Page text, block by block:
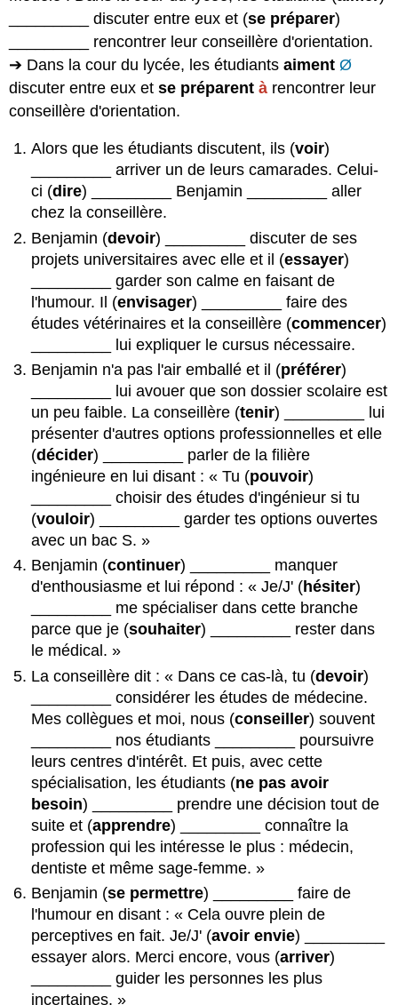
_________ discuter entre eux et (se préparer)
_________ rencontrer leur conseillère d'orientation.
➔ Dans la cour du lycée, les étudiantsaiment Ø
discuter entre eux etse préparentà rencontrer leur
conseillère d'orientation.
Alors que les étudiants discutent, ils (voir)
_________ arriver un de leurs camarades. Celui-
ci (dire) _________ Benjamin _________ aller
chez la conseillère.
Benjamin (devoir) _________ discuter de ses
projets universitaires avec elle et il (essayer)
_________ garder son calme en faisant de
l'humour. Il (envisager) _________ faire des
études vétérinaires et la conseillère (commencer)
_________ lui expliquer le cursus nécessaire.
Benjamin n'a pas l'air emballé et il (préférer)
_________ lui avouer que son dossier scolaire est
un peu faible. La conseillère (tenir) _________ lui
présenter d'autres options professionnelles et elle
(décider) _________ parler de la filière
ingénieure en lui disant : « Tu (pouvoir)
_________ choisir des études d'ingénieur si tu
(vouloir) _________ garder tes options ouvertes
avec un bac S. »
Benjamin (continuer) _________ manquer
d'enthousiasme et lui répond : « Je/J' (hésiter)
_________ me spécialiser dans cette branche
parce que je (souhaiter) _________ rester dans
le médical. »
La conseillère dit : « Dans ce cas-là, tu (devoir)
_________ considérer les études de médecine.
Mes collègues et moi, nous (conseiller) souvent
_________ nos étudiants _________ poursuivre
leurs centres d'intérêt. Et puis, avec cette
spécialisation, les étudiants (ne pas avoir
besoin) _________ prendre une décision tout de
suite et (apprendre) _________ connaître la
profession qui les intéresse le plus : médecin,
dentiste et même sage-femme. »
Benjamin (se permettre) _________ faire de
l'humour en disant : « Cela ouvre plein de
perceptives en fait. Je/J' (avoir envie) _________
essayer alors. Merci encore, vous (arriver)
_________ guider les personnes les plus
incertaines. »